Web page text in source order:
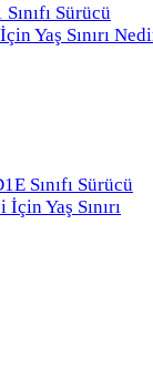
Sürücü
Yaş Sınırı
Sınıfı Sürücü
Yaş Sınırı